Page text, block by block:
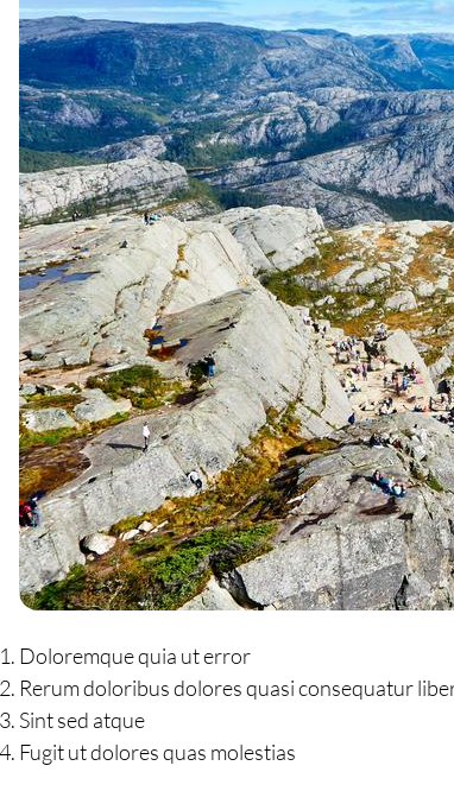
Doloremque quia ut error
Rerum doloribus dolores quasi consequatur
Sint sed atque
Fugit ut dolores quas molestias